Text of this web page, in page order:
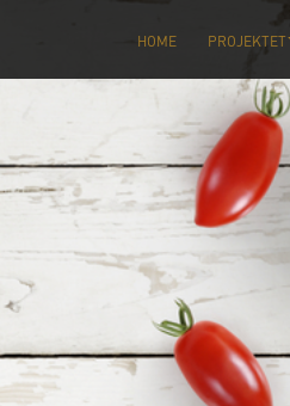
HOME PROJEKTET